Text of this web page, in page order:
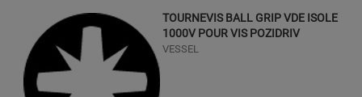
TOURNEVIS BALL GRIP VDE ISOLE
1000V POUR VIS POZIDRIV
VESSEL